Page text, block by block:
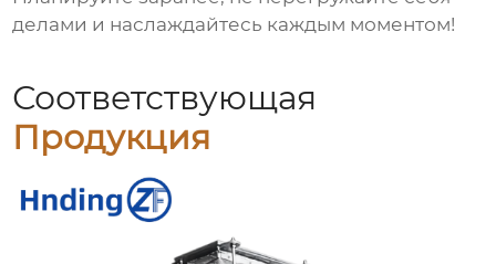
делами и наслаждайтесь каждым моментом!
Соответствующая
Продукция